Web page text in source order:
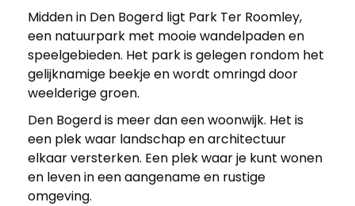
Midden in Den Bogerd ligt Park Ter Roomley,
een natuurpark met mooie wandelpaden en
speelgebieden. Het park is gelegen rondom het
gelijknamige beekje en wordt omringd door
weelderige groen.
Den Bogerd is meer dan een woonwijk. Het is
een plek waar landschap en architectuur
elkaar versterken. Een plek waar je kunt wonen
en leven in een aangename en rustige
omgeving.